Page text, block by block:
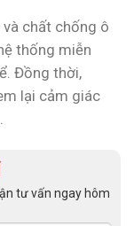
chất chống ô
thống miễn
Đồng thời,
lại cảm giác
tư vấn ngay hôm